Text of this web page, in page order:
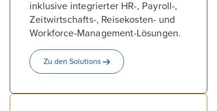
inklusive integrierter HR-, Payroll-,
Zeitwirtschafts-, Reisekosten- und
Workforce-Management-Lösungen.
Zu den Solutions